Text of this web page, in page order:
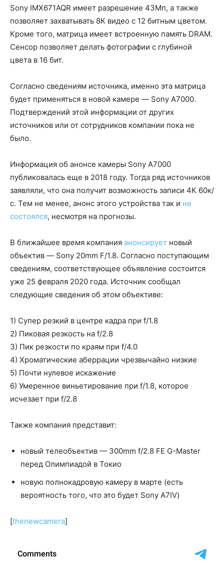
Sony IMX671AQR имеет разрешение 43Мп, а также
позволяет захватывать 8К видео с 12 битным цветом.
Кроме того, матрица имеет встроенную память DRAM.
Сенсор позволяет делать фотографии с глубиной
цвета в 16 бит.
Согласно сведениям источника, именно эта матрица
будет применяться в новой камере — Sony A7000.
Подтверждений этой информации от других
источников или от сотрудников компании пока не
было.
Информация об анонсе камеры Sony A7000
публиковалась еще в 2018 году. Тогда ряд источников
заявляли, что она получит возможность записи 4К 60к/
с. Тем не менее, анонс этого устройства так и не
состоялся, несмотря на прогнозы.
В ближайшее время компания анонсирует новый
объектив — Sony 20mm F/1.8. Согласно поступающим
сведениям, соответствующее объявление состоится
уже 25 февраля 2020 года. Источник сообщал
следующие сведения об этом объективе:
1) Супер резкий в центре кадра при f/1.8
2) Пиковая резкость на f/2.8
3) Пик резкости по краям при f/4.0
4) Хроматические аберрации чрезвычайно низкие
5) Почти нулевое искажение
6) Умеренное виньетирование при f/1.8, которое
исчезает при f/2.8
Также компания представит:
новый телеобъектив — 300mm f/2.8 FE G-Master
перед Олимпиадой в Токио
новую полнокадровую камеру в марте (есть
вероятность того, что это будет Sony A7IV)
[thenewcamera]